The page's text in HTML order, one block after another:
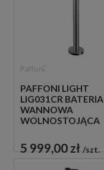
PAFFONI LIGHT
LIG031CR BATERIA
WANNOWA
WOLNOSTOJĄCA
5 999,00 zł szt.